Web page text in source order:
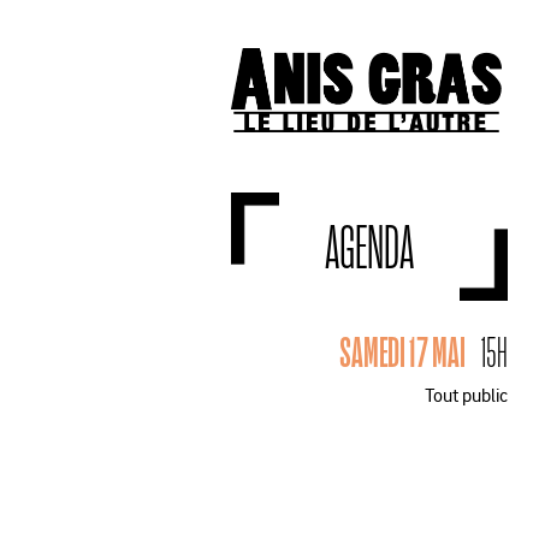
AGENDA
SAMEDI 17 MAI 15H
Tout public